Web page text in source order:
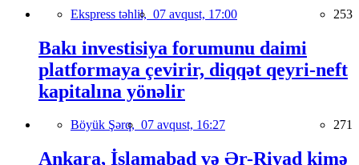
Ekspress təhlil, 07 avqust, 17:00 253
Bakı investisiya forumunu daimi
platformaya çevirir, diqqət qeyri-neft
kapitalına yönəlir
Böyük Şərq, 07 avqust, 16:27 271
Ankara, İslamabad və Ər-Riyad kimə